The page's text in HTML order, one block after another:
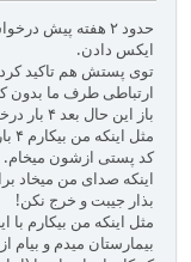
حدود ۲ هفته پیش
ایکس دادن.
ارتباطی طرف ما
باز این
مثل اینکه من بیکارم ۴ بار ایمیل بزنم!!
کد پستی ازشون
اینکه صدای من میخاد
بذار جیبت و خرج نکن!
مثل اینکه من بیکارم
بیمارستان میدم و بیام